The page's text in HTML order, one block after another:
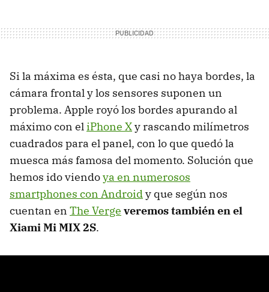
Si la máxima es ésta, que casi no haya bordes, la
cámara frontal y los sensores suponen un
problema. Apple royó los bordes apurando al
máximo con el iPhone Xy rascando milímetros
cuadrados para el panel, con lo que quedó la
muesca más famosa del momento. Solución que
hemos ido viendoya en numerosos
smartphones con Android y que según nos
cuentan en The Verge veremos también en el
Xiami Mi MIX 2S.